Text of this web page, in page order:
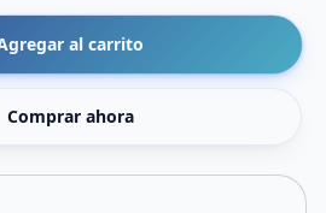
al carrito
Comprar ahora